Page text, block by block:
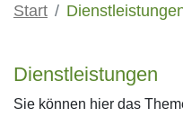
Start
Dienstleistungen
Sie können hier das